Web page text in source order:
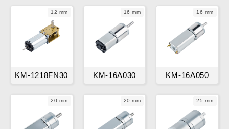
12 mm
KM-1218FN30
16 mm
KM-16A030
16 mm
KM-16A050
20 mm 20 mm 25 mm